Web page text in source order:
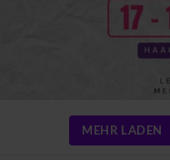
MEHR LADEN